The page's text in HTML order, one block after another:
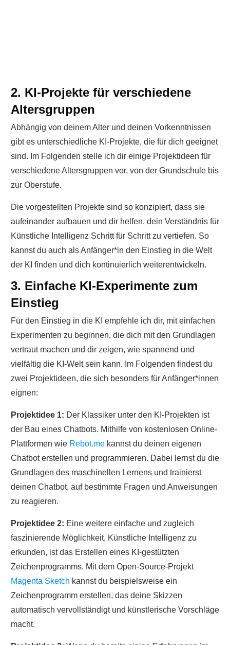
2. KI-Projekte für verschiedene
Altersgruppen
Abhängig von deinem Alter und deinen Vorkenntnissen
gibt es unterschiedliche KI-Projekte, die für dich geeignet
sind. Im Folgenden stelle ich dir einige Projektideen für
verschiedene Altersgruppen vor, von der Grundschule bis
zur Oberstufe.
Die vorgestellten Projekte sind so konzipiert, dass sie
aufeinander aufbauen und dir helfen, dein Verständnis für
Künstliche Intelligenz Schritt für Schritt zu vertiefen. So
kannst du auch als Anfänger*in den Einstieg in die Welt
der KI finden und dich kontinuierlich weiterentwickeln.
3. Einfache KI-Experimente zum
Einstieg
Für den Einstieg in die KI empfehle ich dir, mit einfachen
Experimenten zu beginnen, die dich mit den Grundlagen
vertraut machen und dir zeigen, wie spannend und
vielfältig die KI-Welt sein kann. Im Folgenden findest du
zwei Projektideen, die sich besonders für Anfänger*innen
eignen:
Projektidee 1: Der Klassiker unter den KI-Projekten ist
der Bau eines Chatbots. Mithilfe von kostenlosen Online-
Plattformen wie Rebot.me kannst du deinen eigenen
Chatbot erstellen und programmieren. Dabei lernst du die
Grundlagen des maschinellen Lernens und trainierst
deinen Chatbot, auf bestimmte Fragen und Anweisungen
zu reagieren.
Projektidee 2: Eine weitere einfache und zugleich
faszinierende Möglichkeit, Künstliche Intelligenz zu
erkunden, ist das Erstellen eines KI-gestützten
Zeichenprogramms. Mit dem Open-Source-Projekt
Magenta Sketch kannst du beispielsweise ein
Zeichenprogramm erstellen, das deine Skizzen
automatisch vervollständigt und künstlerische Vorschläge
macht.